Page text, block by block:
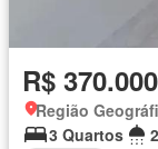
R$ 370.000
Região
3 Quartos